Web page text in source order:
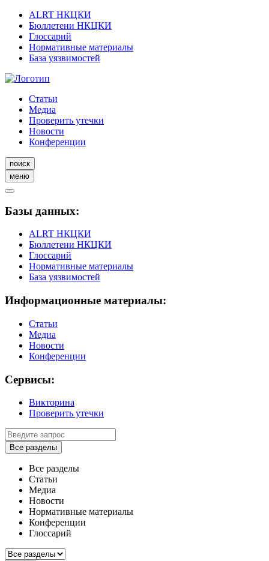
ALRT НКЦКИ
Бюллетени НКЦКИ
Глоссарий
Нормативные материалы
База уязвимостей
Статьи
Медиа
Проверить утечки
Новости
Конференции
поиск
меню
Базы данных:
ALRT НКЦКИ
Бюллетени НКЦКИ
Глоссарий
Нормативные материалы
База уязвимостей
Информационные материалы:
Статьи
Медиа
Новости
Конференции
Сервисы:
Викторина
Проверить утечки
Все разделы
Все разделы
Статьи
Медиа
Новости
Нормативные материалы
Конференции
Глоссарий